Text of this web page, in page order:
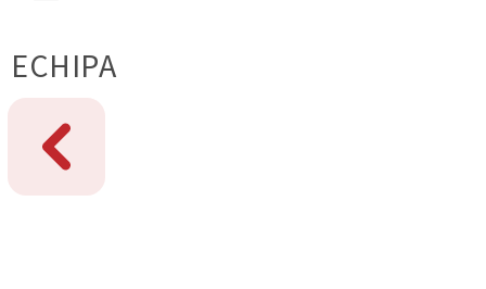
ECHIPA